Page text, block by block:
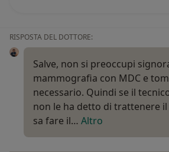
RISPOSTA DEL DOTTORE:
Salve, non si preoccupi
mammografia con MDC e
necessario. Quindi se il
non le ha detto di trattenere
sa fare il… Altro